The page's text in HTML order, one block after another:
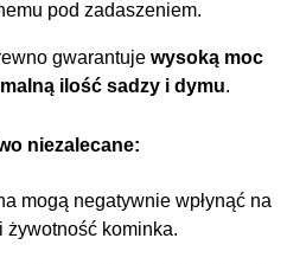
pod zadaszeniem.
gwarantuje wysoką moc
ilość sadzy i dymu.
niezalecane:
mogą negatywnie wpłynąć na
żywotność kominka.